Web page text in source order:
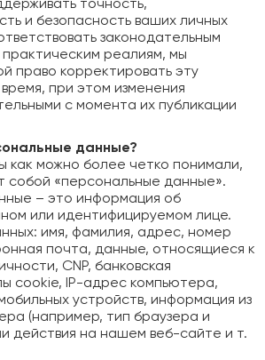
точность,
и безопасность ваших личных
законодательным
реалиям, мы
право корректировать эту
при этом изменения
с момента их публикации
данные?
как можно более четко понимали,
собой «персональные данные».
– это информация об
или идентифицируемом лице.
имя, фамилия, адрес, номер
почта, данные, относящиеся к
CNP, банковская
cookie, IP-адрес компьютера,
устройств, информация из
(например, тип браузера и
действия на нашем веб-сайте и т.